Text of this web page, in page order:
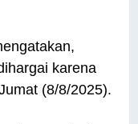
karena
(8/8/2025).